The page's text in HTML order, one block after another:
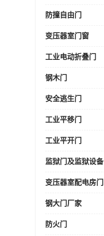
防撞自由门
变压器室门窗
工业电动折叠门
钢木门
安全逃生门
工业平移门
工业平开门
监狱门及监狱设备
变压器室配电房门
钢大门厂家
防火门